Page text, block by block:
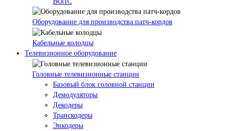
Оборудование для производства патч-кордов
Кабельные колодцы
Телевизионное оборудование
Головные телевизионные станции
Базовый блок головной станции
Демодуляторы
Декодеры
Транскодеры
Энкодеры